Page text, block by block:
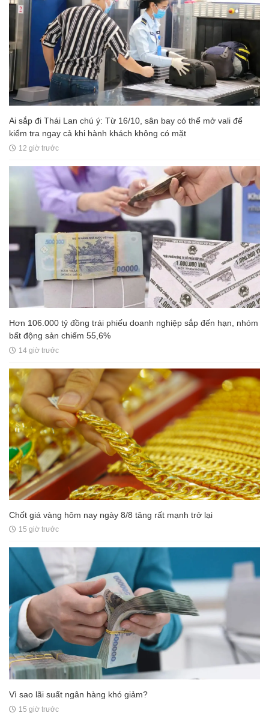
Ai sắp đi Thái Lan chú ý: Từ 16/10, sân bay có thể mở vali để
kiểm tra ngay cả khi hành khách không có mặt
12 giờ trước
Hơn 106.000 tỷ đồng trái phiếu doanh nghiệp sắp đến hạn, nhóm
bất động sản chiếm 55,6%
14 giờ trước
Chốt giá vàng hôm nay ngày 8/8 tăng rất mạnh trở lại
15 giờ trước
Vì sao lãi suất ngân hàng khó giảm?
15 giờ trước